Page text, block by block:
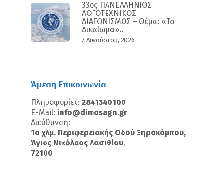
33ος ΠΑΝΕΛΛΗΝΙΟΣ
ΛΟΓΟΤΕΧΝΙΚΟΣ
ΔΙΑΓΩΝΙΣΜΟΣ – Θέμα: «Το
Δικαίωμα»...
7 Αυγούστου, 2026
Άμεση Επικοινωνία
Πληροφορίες: 2841340100
E-Mail: info@dimosagn.gr
Διεύθυνση:
1ο χλμ. Περιφερειακής Οδού Ξηροκάμπου,
Άγιος Νικόλαος Λασιθίου,
72100